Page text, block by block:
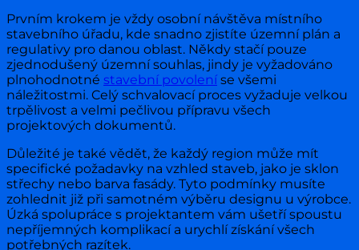
Prvním krokem je vždy osobní návštěva místního
stavebního úřadu, kde snadno zjistíte územní plán a
regulativy pro danou oblast. Někdy stačí pouze
zjednodušený územní souhlas, jindy je vyžadováno
plnohodnotné stavební povoleníse všemi
náležitostmi. Celý schvalovací proces vyžaduje velkou
trpělivost a velmi pečlivou přípravu všech
projektových dokumentů.
Důležité je také vědět, že každý region může mít
specifické požadavky na vzhled staveb, jako je sklon
střechy nebo barva fasády. Tyto podmínky musíte
zohlednit již při samotném výběru designu u výrobce.
Úzká spolupráce s projektantem vám ušetří spoustu
nepříjemných komplikací a urychlí získání všech
potřebných razítek.